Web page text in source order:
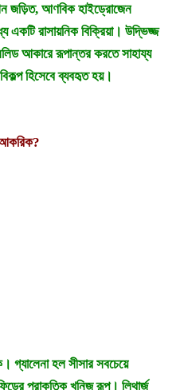
জড়িত, আণবিক হাইড্রোজেন
রাসায়নিক বিক্রিয়া। উদ্ভিজ্জ
আকারে রূপান্তর করতে সাহায্য
হিসেবে ব্যবহৃত হয়।
আকরিক?
গ্যালেনা হল সীসার সবচেয়ে
প্রাকৃতিক খনিজ রূপ। লিথার্জ